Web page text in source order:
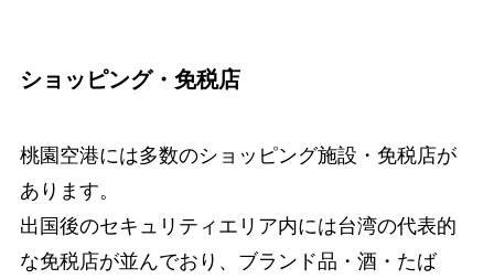
ショッピング・免税店
桃園空港には多数のショッピング施設・免税店が
あります。
出国後のセキュリティエリア内には台湾の代表的
な免税店が並んでおり、ブランド品・酒・たば